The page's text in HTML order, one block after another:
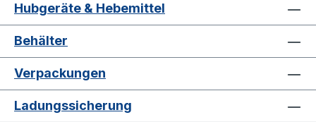
Hubgeräte & Hebemittel
Behälter
Verpackungen
Ladungssicherung